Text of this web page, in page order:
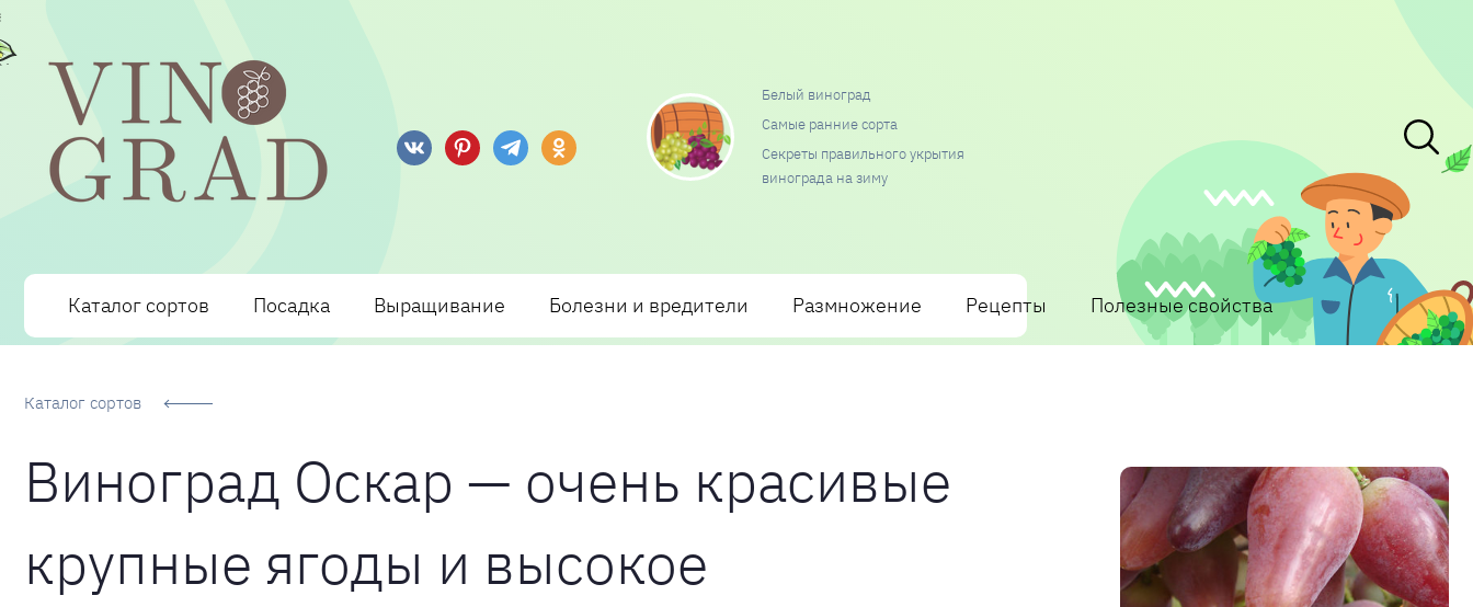
Сорта Винограда: описание, фото, отзывы, технологии посадки и ухода
Белый виноград
Самые ранние сорта
Секреты правильного укрытия
винограда на зиму
Каталог сортов Посадка Выращивание Болезни и вредители Размножение Рецепты Полезные свойства
Каталог сортов
Виноград Оскар — очень красивые
крупные ягоды и высокое